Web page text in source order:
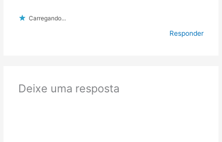
Carregando...
Responder
Deixe uma resposta